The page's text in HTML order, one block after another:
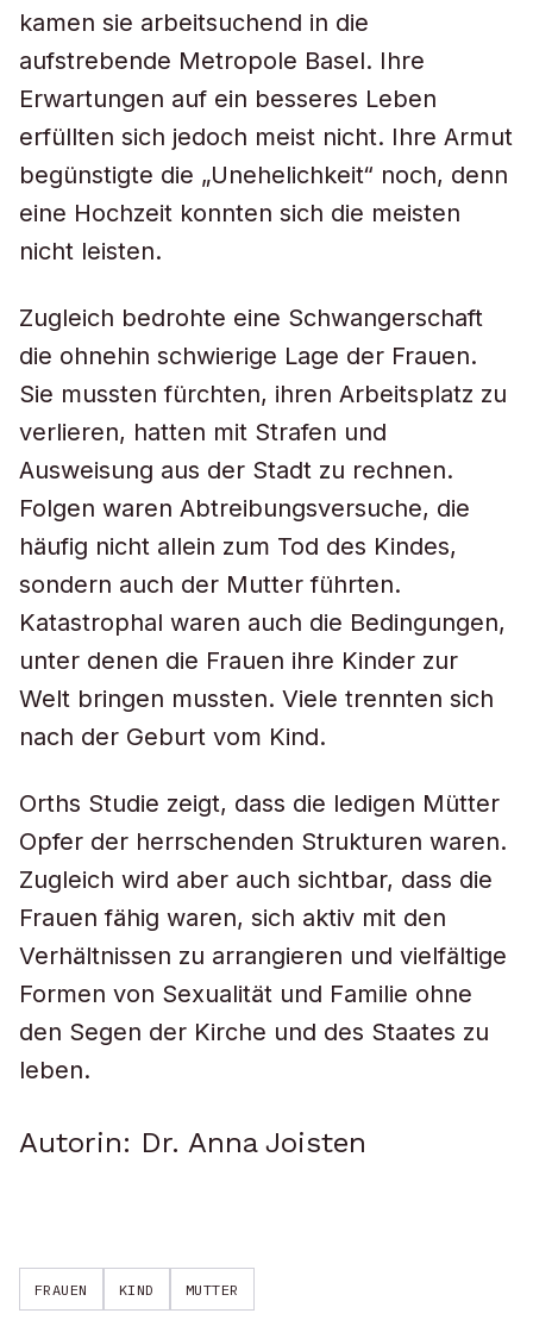
kamen sie arbeitsuchend in die
aufstrebende Metropole Basel. Ihre
Erwartungen auf ein besseres Leben
erfüllten sich jedoch meist nicht. Ihre Armut
begünstigte die „Unehelichkeit“ noch, denn
eine Hochzeit konnten sich die meisten
nicht leisten.
Zugleich bedrohte eine Schwangerschaft
die ohnehin schwierige Lage der Frauen.
Sie mussten fürchten, ihren Arbeitsplatz zu
verlieren, hatten mit Strafen und
Ausweisung aus der Stadt zu rechnen.
Folgen waren Abtreibungsversuche, die
häufig nicht allein zum Tod des Kindes,
sondern auch der Mutter führten.
Katastrophal waren auch die Bedingungen,
unter denen die Frauen ihre Kinder zur
Welt bringen mussten. Viele trennten sich
nach der Geburt vom Kind.
Orths Studie zeigt, dass die ledigen Mütter
Opfer der herrschenden Strukturen waren.
Zugleich wird aber auch sichtbar, dass die
Frauen fähig waren, sich aktiv mit den
Verhältnissen zu arrangieren und vielfältige
Formen von Sexualität und Familie ohne
den Segen der Kirche und des Staates zu
leben.
Autorin: Dr. Anna Joisten
FRAUEN KIND MUTTER